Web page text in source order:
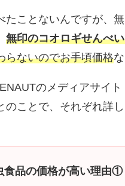
たことないんですが、
無印のコオロギせんべい
らないのでお手頃価格
のメディアサイ
のことで、それぞれ詳
食品の価格が高い理由